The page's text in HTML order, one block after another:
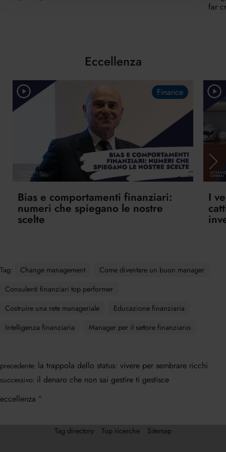
far
Eccellenza
Bias e comportamenti finanziari:
numeri che spiegano le nostre
scelte
Finance
I
Tag: Change management
Come diventare un buon manager
Consulenti finanziari top performer
Costruire una rete manageriale
Educazione finanziaria
Intelligenza finanziaria
Manager per il settore finanziario
precedente: la trappola dello status: vivere per sembrare ricchi
successivo: il denaro che non sai gestire ti gestisce
eccellenza
Tag directory Top ricerche Sitemap